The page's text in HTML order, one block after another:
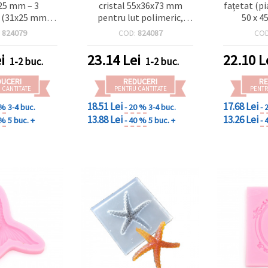
mm – 3
mm)
824079
1-2 buc.
CANTITATE
3-4 buc.
5 buc. +
cristal 55x36x73 mm
pentru lut polimeric,
săpun și lumânări
COD: 824087
23.14Lei 1-2 buc.
REDUCERI
PENTRU CANTITATE
18.51 Lei- 20 %3-4 buc.
13.88 Lei- 40 %5 buc. +
fațetat
50 x
și
22.10
17.68 Lei-
13.26 Lei-